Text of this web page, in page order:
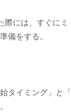
際には、すぐにミ
備をする。
タイミング」と